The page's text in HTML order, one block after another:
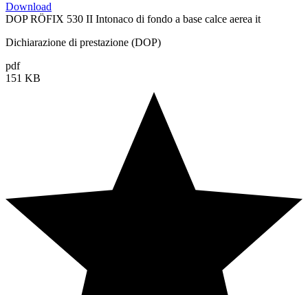
Download
DOP RÖFIX 530 II Intonaco di fondo a base calce aerea it
Dichiarazione di prestazione (DOP)
pdf
151 KB